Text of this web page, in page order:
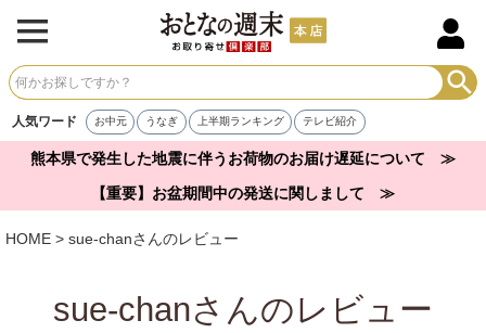
人気ワード お中元 うなぎ 上半期ランキング テレビ紹介
熊本県で発生した地震に伴うお荷物のお届け遅延について ≫
【重要】お盆期間中の発送に関しまして ≫
HOME sue-chanさんのレビュー
sue-chanさんのレビュー